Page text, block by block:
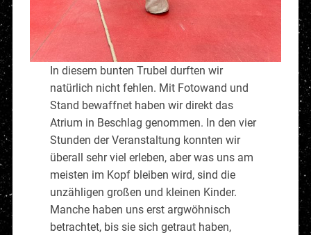
In diesem bunten Trubel durften wir
natürlich nicht fehlen. Mit Fotowand und
Stand bewaffnet haben wir direkt das
Atrium in Beschlag genommen. In den vier
Stunden der Veranstaltung konnten wir
überall sehr viel erleben, aber was uns am
meisten im Kopf bleiben wird, sind die
unzähligen großen und kleinen Kinder.
Manche haben uns erst argwöhnisch
betrachtet, bis sie sich getraut haben,